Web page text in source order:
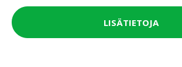
LISÄTIETOJA